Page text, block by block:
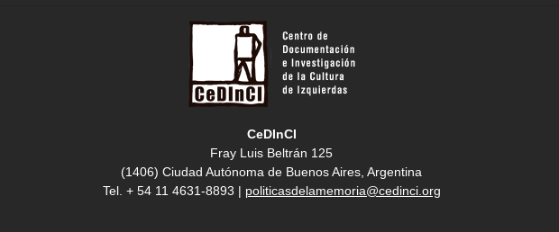
CeDInCI
Fray Luis Beltrán 125
(1406) Ciudad Autónoma de Buenos Aires, Argentina
Tel. + 54 11 4631-8893 | politicasdelamemoria@cedinci.org